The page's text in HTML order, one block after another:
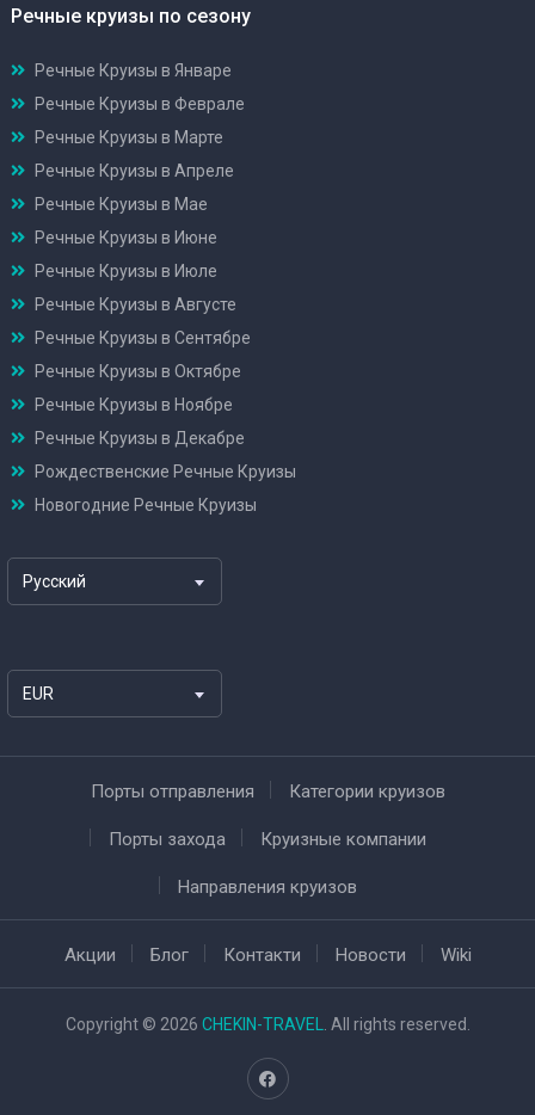
Речные круизы по сезону
Речные Круизы в Январе
Речные Круизы в Феврале
Речные Круизы в Марте
Речные Круизы в Апреле
Речные Круизы в Мае
Речные Круизы в Июне
Речные Круизы в Июле
Речные Круизы в Августе
Речные Круизы в Сентябре
Речные Круизы в Октябре
Речные Круизы в Ноябре
Речные Круизы в Декабре
Рождественские Речные Круизы
Новогодние Речные Круизы
Русский
EUR
Порты отправления Категории круизов
Порты захода Круизные компании
Направления круизов
Акции Блог Контакти Новости Wiki
Copyright © 2026 CHEKIN-TRAVEL . All rights reserved.